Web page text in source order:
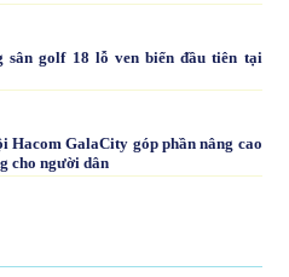
sân golf 18 lỗ ven biển đầu tiên tại
Hacom GalaCity góp phần nâng cao
cho người dân